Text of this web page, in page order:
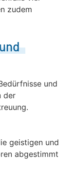
zudem
und
der
geistigen und
abgestimmt